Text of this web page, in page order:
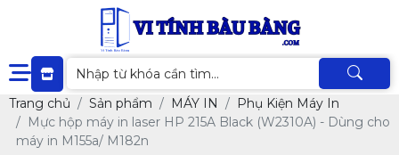
Trang chủ Sản phẩm MÁY IN
Phụ Kiện Máy In
Mực hộp máy in laser HP 215A Black (W2310A) - Dùng cho
máy in M155a/ M182n